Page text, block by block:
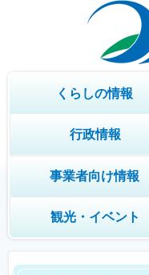
くらしの情報
行政情報
事業者向け情報
観光・イベント